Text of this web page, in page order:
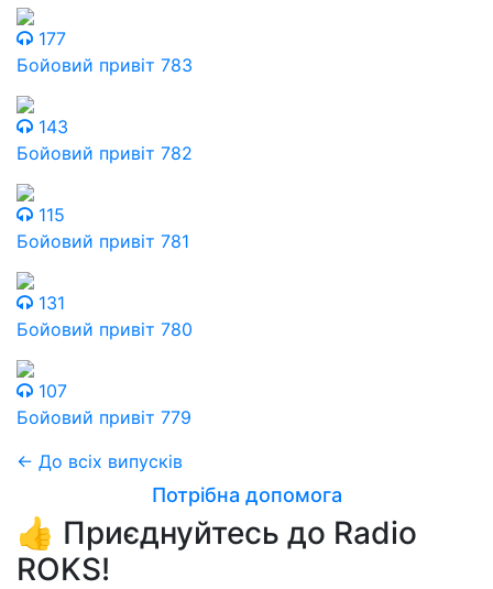
177
Бойовий привіт 783
143
Бойовий привіт 782
115
Бойовий привіт 781
131
Бойовий привіт 780
107
Бойовий привіт 779
← До всіх випусків
Потрібна допомога
👍 Приєднуйтесь до Radio
ROKS!